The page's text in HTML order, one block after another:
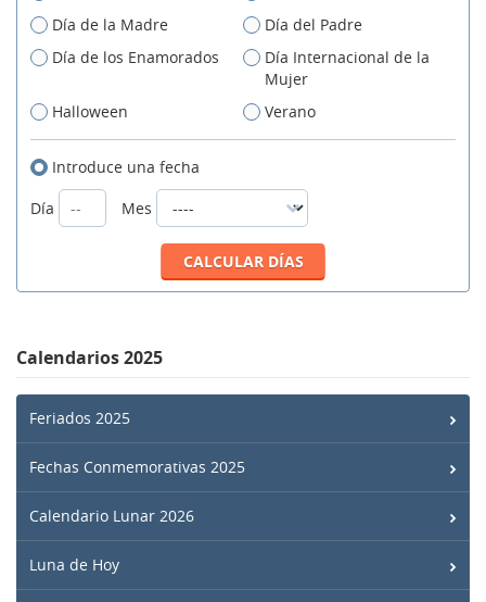
Día de la Madre
Día del Padre
Día de los Enamorados
Día Internacional de la
Mujer
Halloween
Verano
Introduce una fecha
Día
Mes
Calendarios 2025
Feriados 2025
Fechas Conmemorativas 2025
Calendario Lunar 2026
Luna de Hoy